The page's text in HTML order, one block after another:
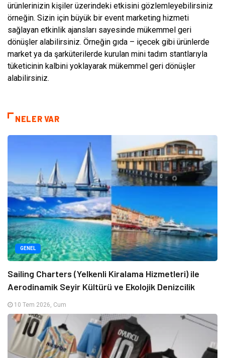
ürünlerinizin kişiler üzerindeki etkisini gözlemleyebilirsiniz
örneğin. Sizin için büyük bir event marketing hizmeti
sağlayan etkinlik ajansları sayesinde mükemmel geri
dönüşler alabilirsiniz. Örneğin gıda – içecek gibi ürünlerde
market ya da şarküterilerde kurulan mini tadım stantlarıyla
tüketicinin kalbini yoklayarak mükemmel geri dönüşler
alabilirsiniz.
NELER VAR
GENEL
Sailing Charters (Yelkenli Kiralama Hizmetleri) ile
Aerodinamik Seyir Kültürü ve Ekolojik Denizcilik
10 Tem 2026, Cum